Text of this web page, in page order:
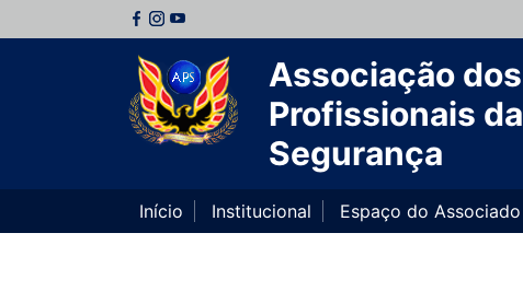
Associação dos
Profissionais da
Segurança
Início Institucional Espaço do Associado